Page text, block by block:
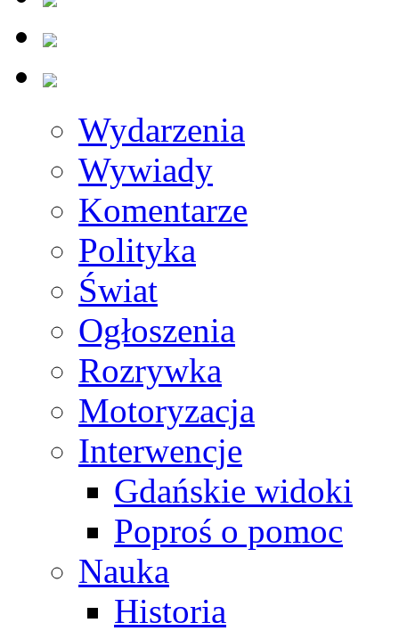
Wydarzenia
Wywiady
Komentarze
Polityka
Świat
Ogłoszenia
Rozrywka
Motoryzacja
Interwencje
Gdańskie widoki
Poproś o pomoc
Nauka
Historia